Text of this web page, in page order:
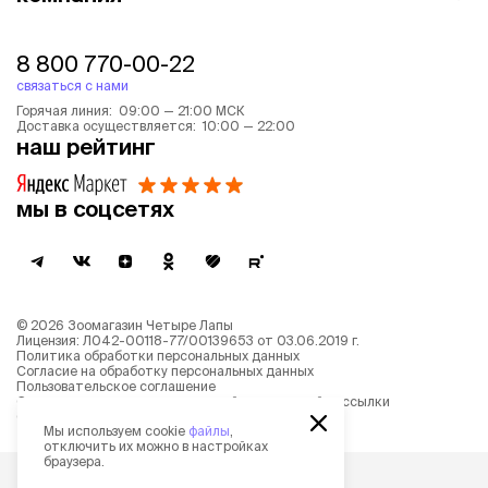
Производство:
Elanco или его аффилированных лиц. © 2022
Elanco и его аффилированные лица. PM-BY-22-
0156
Способ применения и дозы
Препарат следует наносить на сухую
неповрежденную часть кожи.
мембрану пипетки, надев колпачок с обратной
кожу.
Нанесите содержимое пипетки
непосредственно на кожу в 3–4 места,
*Согласно инструкции по ветеринарному
применению препарата Адвокат®.
8 800 770-00-22
связаться с нами
Горячая линия: 09:00 — 21:00 МСК
Доставка осуществляется: 10:00 — 22:00
наш рейтинг
мы в соцсетях
© 2026 Зоомагазин Четыре Лапы
Лицензия: Л042-00118-77/00139653 от 03.06.2019 г.
Политика обработки персональных данных
Согласие на обработку персональных данных
Пользовательское соглашение
Согласие на получение новостной и рекламной рассылки
Описание рекомендательных алгоритмов
Мы используем cookie файлы
отключить их можно в настройках
браузера.